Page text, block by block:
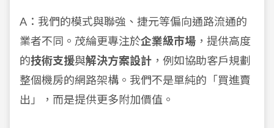
A：我們的模式與聯強、捷元等偏向通路流通的
業者不同。茂綸更專注於企業級市場 ，提供高度
的技術支援與解決方案設計 ，例如協助客戶規劃
整個機房的網路架構。我們不是單純的「買進賣
出」，而是提供更多附加價值。